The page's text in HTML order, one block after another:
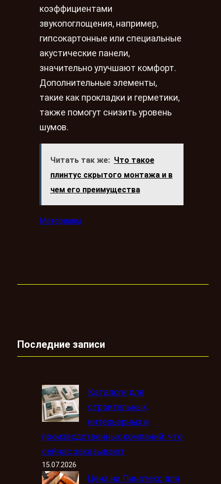
коэффициентами
звукопоглощения, например,
гипсокартонные или специальные
акустические панели,
значительно улучшают комфорт.
Дополнительные элементы,
такие как прокладки и герметики,
также помогут снизить уровень
шумов.
Читать так же: Что такое
плинтус скрытого монтажа и в
чем его преимущества
Материалы
Последние записи
Каталоги для
строительных,
интерьерных и
производственных компаний: что
сейчас заказывают
15.07.2026
Цена на Пинотекс для